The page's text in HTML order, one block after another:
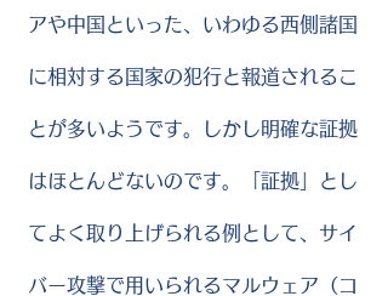
アや中国といった、いわゆる西側諸国
に相対する国家の犯行と報道されるこ
とが多いようです。しかし明確な証拠
はほとんどないのです。「証拠」とし
てよく取り上げられる例として、サイ
バー攻撃で用いられるマルウェア（コ